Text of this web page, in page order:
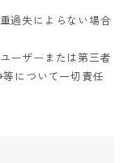
過失によらない場合
ーザーまたは第三者
について一切責任